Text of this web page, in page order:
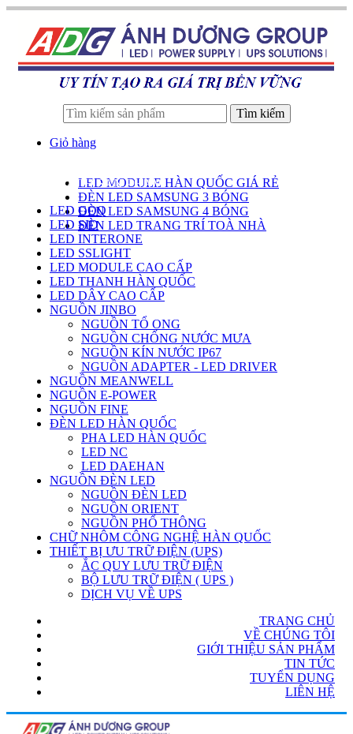
Tìm kiếm
Giỏ hàng
LED MODULE HÀN QUỐC GIÁ RẺ
ĐÈN LED SAMSUNG 3 BÓNG
ĐÈN LED SAMSUNG 4 BÓNG
ĐÈN LED TRANG TRÍ TOÀ NHÀ
DANH SÁCH SẢN PHẨM
LED GOQ
LED SID
LED INTERONE
LED SSLIGHT
LED MODULE CAO CẤP
LED THANH HÀN QUỐC
LED DÂY CAO CẤP
NGUỒN JINBO
NGUỒN TỔ ONG
NGUỒN CHỐNG NƯỚC MƯA
NGUỒN KÍN NƯỚC IP67
NGUỒN ADAPTER - LED DRIVER
NGUỒN MEANWELL
NGUỒN E-POWER
NGUỒN FINE
ĐÈN LED HÀN QUỐC
PHA LED HÀN QUỐC
LED NC
LED DAEHAN
NGUỒN ĐÈN LED
NGUỒN ĐÈN LED
NGUỒN ORIENT
NGUỒN PHỔ THÔNG
CHỮ NHÔM CÔNG NGHỆ HÀN QUỐC
THIẾT BỊ ƯU TRỮ ĐIỆN (UPS)
ẮC QUY LƯU TRỮ ĐIỆN
BỘ LƯU TRỮ ĐIỆN ( UPS )
DỊCH VỤ VỀ UPS
TRANG CHỦ
VỀ CHÚNG TÔI
GIỚI THIỆU SẢN PHẨM
TIN TỨC
TUYỂN DỤNG
LIÊN HỆ